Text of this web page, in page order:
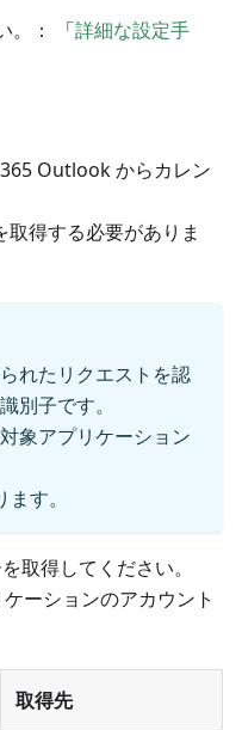
。： 「詳細な設定手
Outlook からカレン
得する必要がありま
れたリクエストを認
別子です。
象アプリケーション
す。
取得してください。
ーションのアカウント
取得先